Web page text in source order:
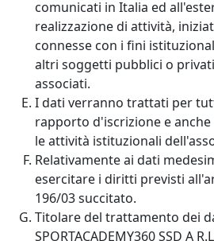
comunicati in Italia ed
realizzazione di attività,
connesse con i fini
altri soggetti pubblici o
associati.
I dati verranno trattati per
rapporto d'iscrizione e
le attività istituzionali
Relativamente ai dati
esercitare i diritti previsti
196/03 succitato.
Titolare del trattamento dei
SPORTACADEMY360 SSD A